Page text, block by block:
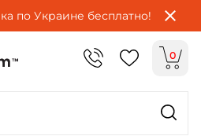
по Украине бесплатно!
0